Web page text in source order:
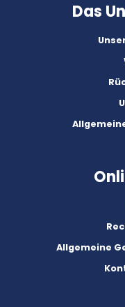
Das
Allgemeine